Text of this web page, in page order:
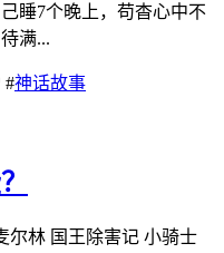
睡7个晚上，苟杳心中不
满...
#神话故事
尔林 国王除害记 小骑士